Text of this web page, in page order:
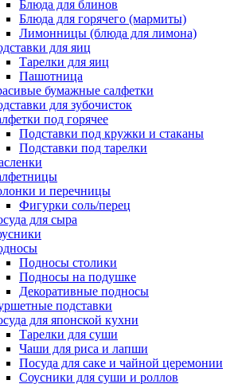
Блюда для блинов
Блюда для горячего (мармиты)
Лимонницы (блюда для лимона)
для яиц
Тарелки для яиц
Пашотница
бумажные салфетки
для зубочисток
под горячее
Подставки под кружки и стаканы
Подставки под тарелки
и перечницы
Фигурки соль/перец
для сыра
Подносы столики
Подносы на подушке
Декоративные подносы
подставки
для японской кухни
Тарелки для суши
Чаши для риса и лапши
Посуда для саке и чайной церемонии
Соусники для суши и роллов